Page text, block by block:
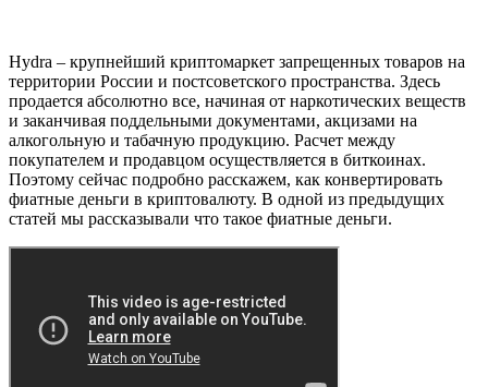
Hydra – крупнейший криптомаркет запрещенных товаров на
территории России и постсоветского пространства. Здесь
продается абсолютно все, начиная от наркотических веществ
и заканчивая поддельными документами, акцизами на
алкогольную и табачную продукцию. Расчет между
покупателем и продавцом осуществляется в биткоинах.
Поэтому сейчас подробно расскажем, как конвертировать
фиатные деньги в криптовалюту. В одной из предыдущих
статей мы рассказывали что такое фиатные деньги.